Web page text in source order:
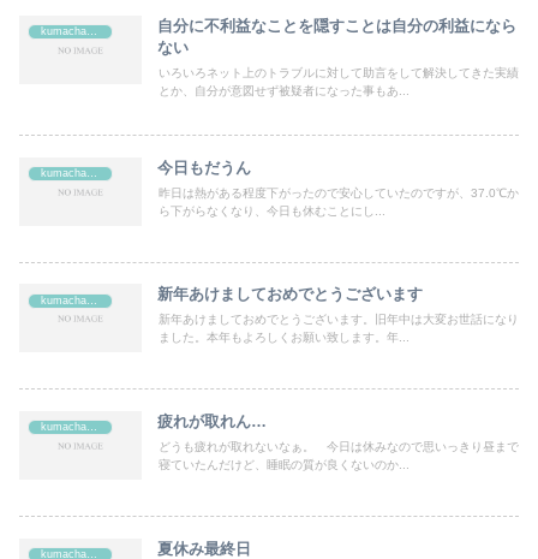
自分に不利益なことを隠すことは自分の利益になら
ない
いろいろネット上のトラブルに対して助言をして解決してきた実績
とか、自分が意図せず被疑者になった事もあ...
今日もだうん
昨日は熱がある程度下がったので安心していたのですが、37.0℃か
ら下がらなくなり、今日も休むことにし...
新年あけましておめでとうございます
新年あけましておめでとうございます。旧年中は大変お世話になり
ました。本年もよろしくお願い致します。年...
kumachan's 疲れが取れん…
どうも疲れが取れないなぁ。 今日は休みなので思いっきり昼まで
寝ていたんだけど、睡眠の質が良くないのか...
夏休み最終日